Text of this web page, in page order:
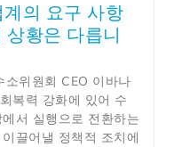
의 요구 사항
황은 다릅니
위원회 CEO 이바나
복력 강화에 있어 수
서 실행으로 전환하는
끌어낼 정책적 조치에